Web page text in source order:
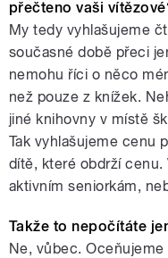
přečteno vaši
My tedy vyhlašujeme
současné době přeci
nemohu říci o něco
než pouze z knížek.
jiné knihovny v místě
Tak vyhlašujeme cenu
dítě, které obdrží cenu.
aktivním seniorkám,
Takže to nepočítáte
Ne, vůbec.